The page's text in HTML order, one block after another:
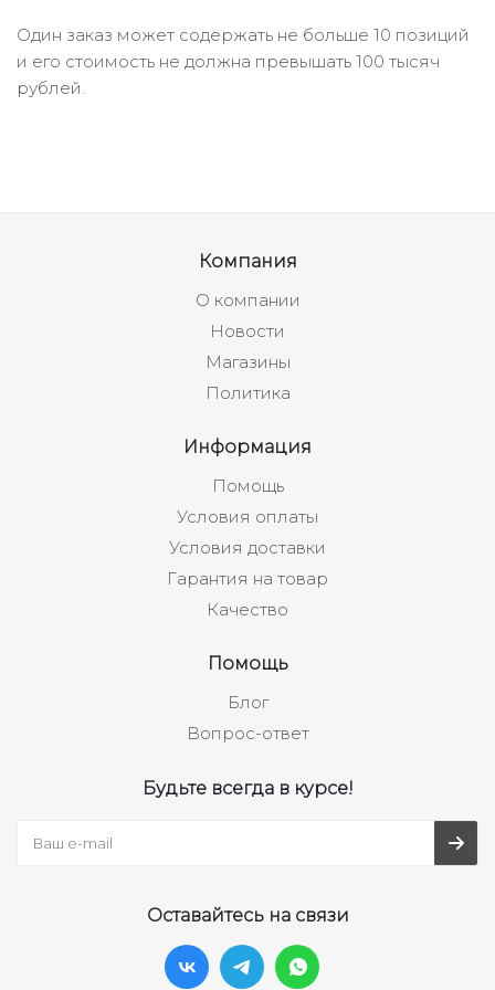
Один заказ может содержать не больше 10 позиций
и его стоимость не должна превышать 100 тысяч
рублей.
Компания
О компании
Новости
Магазины
Политика
Информация
Помощь
Условия оплаты
Условия доставки
Гарантия на товар
Качество
Помощь
Блог
Вопрос-ответ
Будьте всегда в курсе!
Оставайтесь на связи